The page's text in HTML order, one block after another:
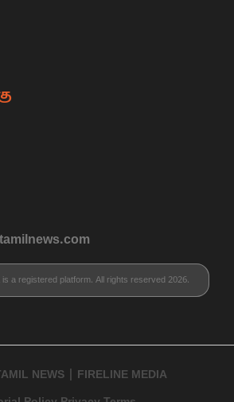
a registered platform. All rights reserved 2026.
NEWS | FIRELINE MEDIA